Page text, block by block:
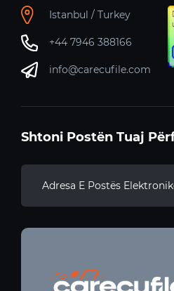
Istanbul / Turkey
+44 7946 388166
info@carecufile.com
Shtoni Postën Tuaj